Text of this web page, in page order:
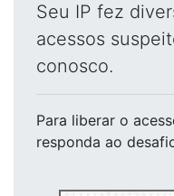
Seu IP fez
acessos
conosco.
Para liberar o
responda ao